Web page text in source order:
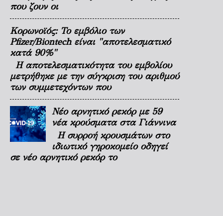
που ζουν οι
Κορωνοϊός: Το εμβόλιο των
Pfizer/Biontech είναι "αποτελεσματικό
κατά 90%"
Η αποτελεσματικότητα του εμβολίου
μετρήθηκε με την σύγκριση του αριθμού
των συμμετεχόντων που
Νέο αρνητικό ρεκόρ με 59
νέα κρούσματα στα Γιάννινα
Η συρροή κρουσμάτων στο
ιδιωτικό γηροκομείο οδηγεί
σε νέο αρνητικό ρεκόρ το